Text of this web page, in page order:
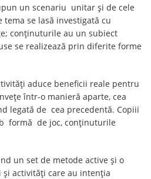
un scenariu unitar și de cele
se lasă investigată cu
conținuturile au un subiect
se realizează prin diferite forme
aduce beneficii reale pentru
într-o manieră aparte, cea
legată de cea precedentă. Copiii
formă de joc, conținuturile
un set de metode active și o
activități care au intenția